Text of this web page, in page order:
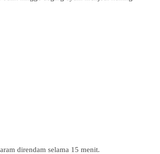
direndam selama 15 menit.